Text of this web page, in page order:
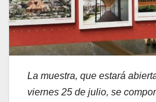
La muestra, que estará
viernes 25 de julio, se